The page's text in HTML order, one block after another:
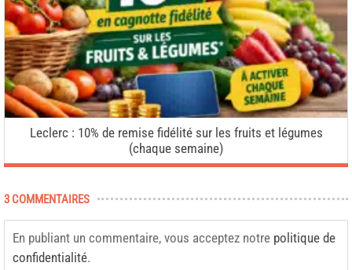
Leclerc : 10% de remise fidélité sur les fruits et légumes
(chaque semaine)
3 COMMENTAIRES
En publiant un commentaire, vous acceptez notre politique de
confidentialité.